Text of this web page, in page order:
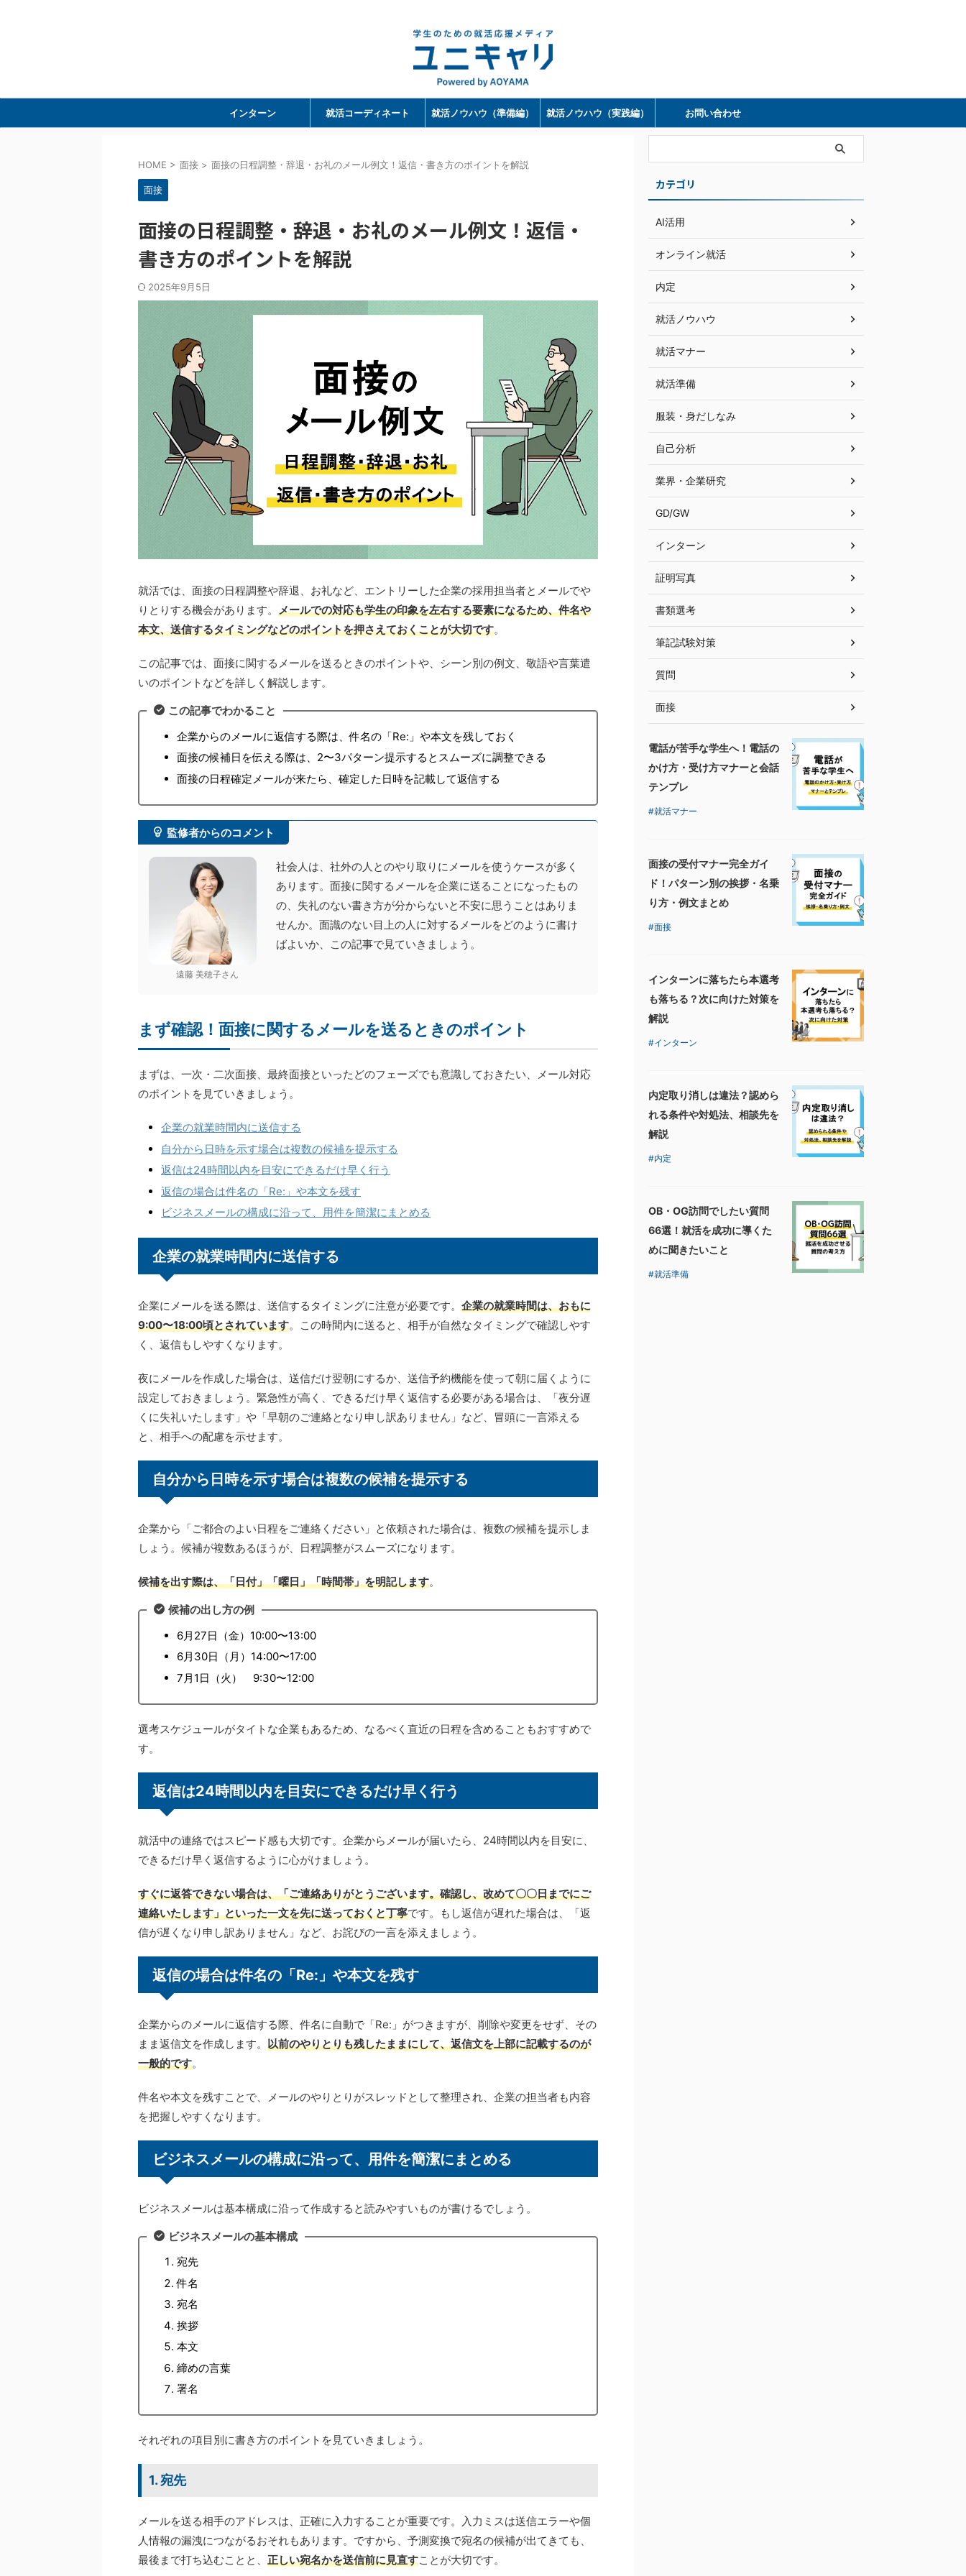
インターン 就活コーディネート 就活ノウハウ（準備編） 就活ノウハウ（実践編） お問い合わせ
HOME > 面接 > 面接の日程調整・辞退・お礼のメール例文！返信・書き方のポイントを解説
面接
面接の日程調整・辞退・お礼のメール例文！返信・
書き方のポイントを解説
2025年9月5日
就活では、面接の日程調整や辞退、お礼など、エントリーした企業の採用担当者とメールでや
りとりする機会があります。 メールでの対応も学生の印象を左右する要素になるため、件名や
本文、送信するタイミングなどのポイントを押さえておくことが大切です。
この記事では、面接に関するメールを送るときのポイントや、シーン別の例文、敬語や言葉遣
いのポイントなどを詳しく解説します。
この記事でわかること
企業からのメールに返信する際は、件名の「Re:」や本文を残しておく
面接の候補日を伝える際は、2〜3パターン提示するとスムーズに調整できる
面接の日程確定メールが来たら、確定した日時を記載して返信する
監修者からのコメント
遠藤 美穂子さん
社会人は、社外の人とのやり取りにメールを使うケースが多く
あります。面接に関するメールを企業に送ることになったもの
の、失礼のない書き方が分からないと不安に思うことはありま
せんか。面識のない目上の人に対するメールをどのように書け
ばよいか、この記事で見ていきましょう。
まず確認！面接に関するメールを送るときのポイント
まずは、一次・二次面接、最終面接といったどのフェーズでも意識しておきたい、メール対応
のポイントを見ていきましょう。
企業の就業時間内に送信する
自分から日時を示す場合は複数の候補を提示する
返信は24時間以内を目安にできるだけ早く行う
返信の場合は件名の「Re:」や本文を残す
ビジネスメールの構成に沿って、用件を簡潔にまとめる
企業の就業時間内に送信する
企業にメールを送る際は、送信するタイミングに注意が必要です。 企業の就業時間は、おもに
9:00〜18:00頃とされています。この時間内に送ると、相手が自然なタイミングで確認しやす
く、返信もしやすくなります。
夜にメールを作成した場合は、送信だけ翌朝にするか、送信予約機能を使って朝に届くように
設定しておきましょう。緊急性が高く、できるだけ早く返信する必要がある場合は、「夜分遅
くに失礼いたします」や「早朝のご連絡となり申し訳ありません」など、冒頭に一言添える
と、相手への配慮を示せます。
自分から日時を示す場合は複数の候補を提示する
企業から「ご都合のよい日程をご連絡ください」と依頼された場合は、複数の候補を提示しま
しょう。候補が複数あるほうが、日程調整がスムーズになります。
候補を出す際は、「日付」「曜日」「時間帯」を明記します。
候補の出し方の例
6月27日（金）10:00〜13:00
6月30日（月）14:00〜17:00
7月1日（火） 9:30〜12:00
選考スケジュールがタイトな企業もあるため、なるべく直近の日程を含めることもおすすめで
す。
返信は24時間以内を目安にできるだけ早く行う
就活中の連絡ではスピード感も大切です。企業からメールが届いたら、24時間以内を目安に、
できるだけ早く返信するように心がけましょう。
すぐに返答できない場合は、「ご連絡ありがとうございます。確認し、改めて〇〇日までにご
連絡いたします」といった一文を先に送っておくと丁寧です。もし返信が遅れた場合は、「返
信が遅くなり申し訳ありません」など、お詫びの一言を添えましょう。
返信の場合は件名の「Re:」や本文を残す
企業からのメールに返信する際、件名に自動で「Re:」がつきますが、削除や変更をせず、その
まま返信文を作成します。 以前のやりとりも残したままにして、返信文を上部に記載するのが
一般的です。
件名や本文を残すことで、メールのやりとりがスレッドとして整理され、企業の担当者も内容
を把握しやすくなります。
ビジネスメールの構成に沿って、用件を簡潔にまとめる
ビジネスメールは基本構成に沿って作成すると読みやすいものが書けるでしょう。
ビジネスメールの基本構成
宛先
件名
宛名
挨拶
本文
締めの言葉
署名
それぞれの項目別に書き方のポイントを見ていきましょう。
1. 宛先
メールを送る相手のアドレスは、正確に入力することが重要です。入力ミスは送信エラーや個
人情報の漏洩につながるおそれもあります。ですから、予測変換で宛名の候補が出てきても、
最後まで打ち込むことと、 正しい宛名かを送信前に見直すことが大切です。
カテゴリ
AI活用
オンライン就活
内定
就活ノウハウ
就活マナー
就活準備
服装・身だしなみ
自己分析
業界・企業研究
GD/GW
インターン
証明写真
書類選考
筆記試験対策
質問
面接
電話が苦手な学生へ！電話の
かけ方・受け方マナーと会話
テンプレ
就活マナー
面接の受付マナー完全ガイ
ド！パターン別の挨拶・名乗
り方・例文まとめ
面接
インターンに落ちたら本選考
も落ちる？次に向けた対策を
解説
インターン
内定取り消しは違法？認めら
れる条件や対処法、相談先を
解説
内定
OB・OG訪問でしたい質問
66選！就活を成功に導くた
めに聞きたいこと
就活準備